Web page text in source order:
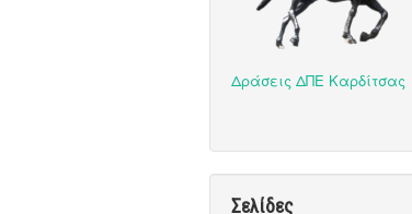
Δράσεις ΔΠΕ Καρδίτσας
Σελίδες